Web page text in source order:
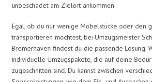
unbeschadet am Zielort ankommen.
Egal, ob du nur wenige Möbelstücke oder den
transportieren möchtest, bei Umzugsmeister
Bremerhaven findest du die passende Lösung.
individuelle Umzugspakete, die auf deine
zugeschnitten sind. Du kannst zwischen